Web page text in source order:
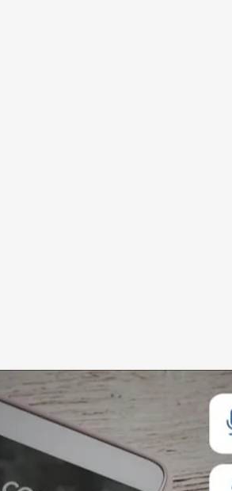
el hijo de Nati Abascal y